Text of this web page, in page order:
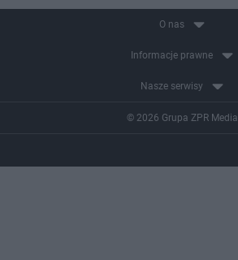
O nas
Informacje prawne
Nasze serwisy
© 2026 Grupa ZPR Media